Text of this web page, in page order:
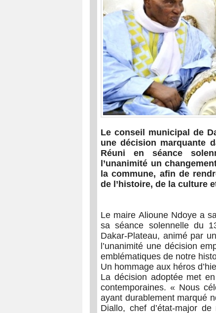
Le conseil municipal de
une décision marquante
Réuni en séance
l’unanimité un
la commune, afin de
de l’histoire, de la culture
Le maire Alioune Ndoye a
sa séance solennelle du
Dakar-Plateau, animé par
l’unanimité une décision
emblématiques de notre
Un hommage aux héros
La décision adoptée met
contemporaines. « Nous
ayant durablement marqué
Diallo, chef d’état-major